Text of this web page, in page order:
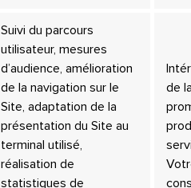
Suivi du parcours
utilisateur, mesures
d’audience, amélioration
de la navigation sur le
Site, adaptation de la
présentation du Site au
terminal utilisé,
réalisation de
statistiques de
de